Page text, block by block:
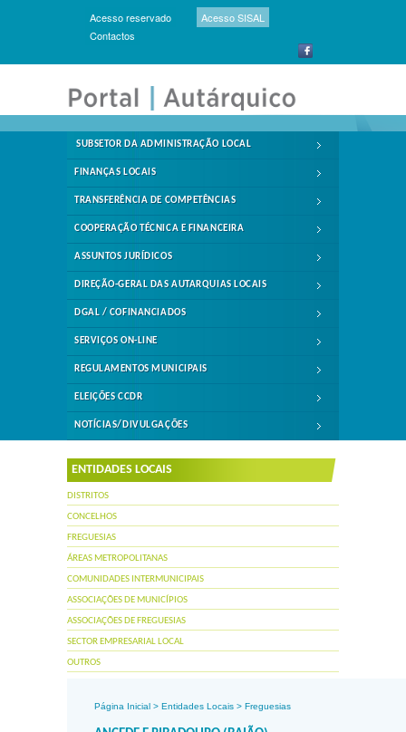
Acesso reservado
Acesso SISAL
Contactos
SUBSETOR DA ADMINISTRAÇÃO LOCAL
FINANÇAS LOCAIS
TRANSFERÊNCIA DE COMPETÊNCIAS
COOPERAÇÃO TÉCNICA E FINANCEIRA
ASSUNTOS JURÍDICOS
DIREÇÃO-GERAL DAS AUTARQUIAS LOCAIS
DGAL / COFINANCIADOS
SERVIÇOS ON-LINE
REGULAMENTOS MUNICIPAIS
ELEIÇÕES CCDR
NOTÍCIAS/DIVULGAÇÕES
ENTIDADES LOCAIS
DISTRITOS
CONCELHOS
FREGUESIAS
ÁREAS METROPOLITANAS
COMUNIDADES INTERMUNICIPAIS
ASSOCIAÇÕES DE MUNICÍPIOS
ASSOCIAÇÕES DE FREGUESIAS
SECTOR EMPRESARIAL LOCAL
OUTROS
Página Inicial > Entidades Locais > Freguesias